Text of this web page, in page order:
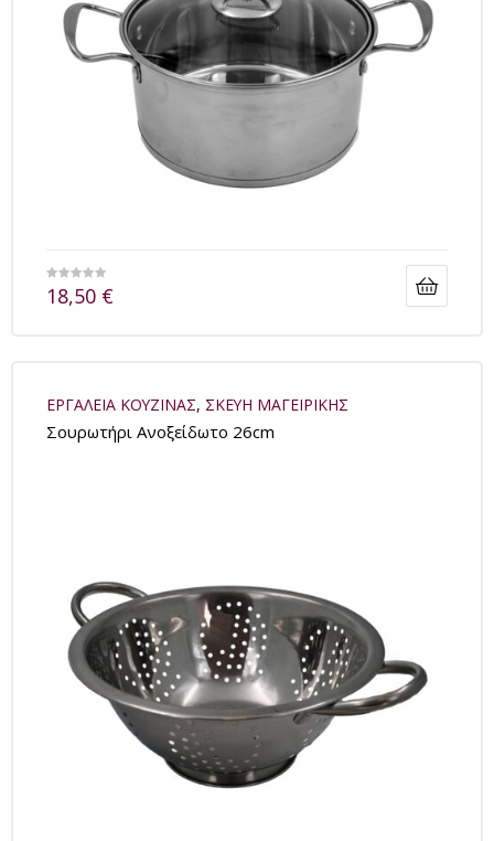
18,50 €
ΕΡΓΑΛΕΙΑ ΚΟΥΖΙΝΑΣ, ΣΚΕΥΗ ΜΑΓΕΙΡΙΚΗΣ
Σουρωτήρι Ανοξείδωτο 26cm